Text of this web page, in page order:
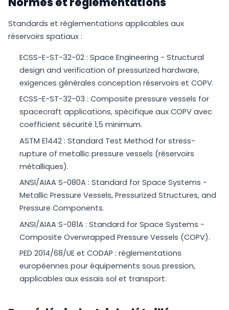
Standards et réglementations applicables aux
réservoirs spatiaux :
ECSS-E-ST-32-02 : Space Engineering - Structural
design and verification of pressurized hardware,
exigences générales conception réservoirs et COPV.
ECSS-E-ST-32-03 : Composite pressure vessels for
spacecraft applications, spécifique aux COPV avec
coefficient sécurité 1,5 minimum.
ASTM E1442 : Standard Test Method for stress-
rupture of metallic pressure vessels (réservoirs
métalliques).
ANSI/AIAA S-080A : Standard for Space Systems -
Metallic Pressure Vessels, Pressurized Structures, and
Pressure Components.
ANSI/AIAA S-081A : Standard for Space Systems -
Composite Overwrapped Pressure Vessels (COPV).
PED 2014/68/UE et CODAP : réglementations
européennes pour équipements sous pression,
applicables aux essais sol et transport.